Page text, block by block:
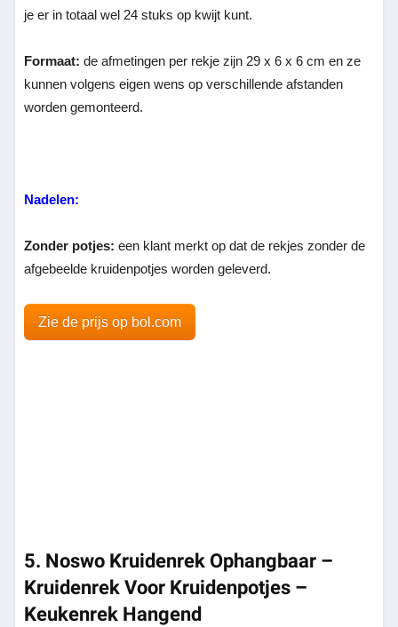
je er in totaal wel 24 stuks op kwijt kunt.
Formaat: de afmetingen per rekje zijn 29 x 6 x 6 cm en ze
kunnen volgens eigen wens op verschillende afstanden
worden gemonteerd.
Nadelen:
Zonder potjes: een klant merkt op dat de rekjes zonder de
afgebeelde kruidenpotjes worden geleverd.
Zie de prijs op bol.com
5. Noswo Kruidenrek Ophangbaar –
Kruidenrek Voor Kruidenpotjes –
Keukenrek Hangend